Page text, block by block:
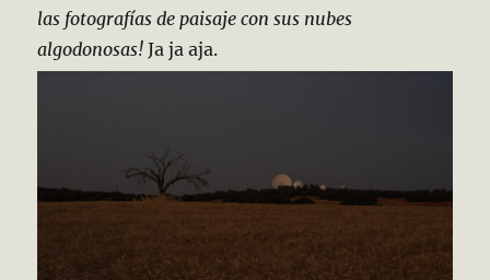
las fotografías de paisaje con sus nubes
algodonosas! Ja ja aja.